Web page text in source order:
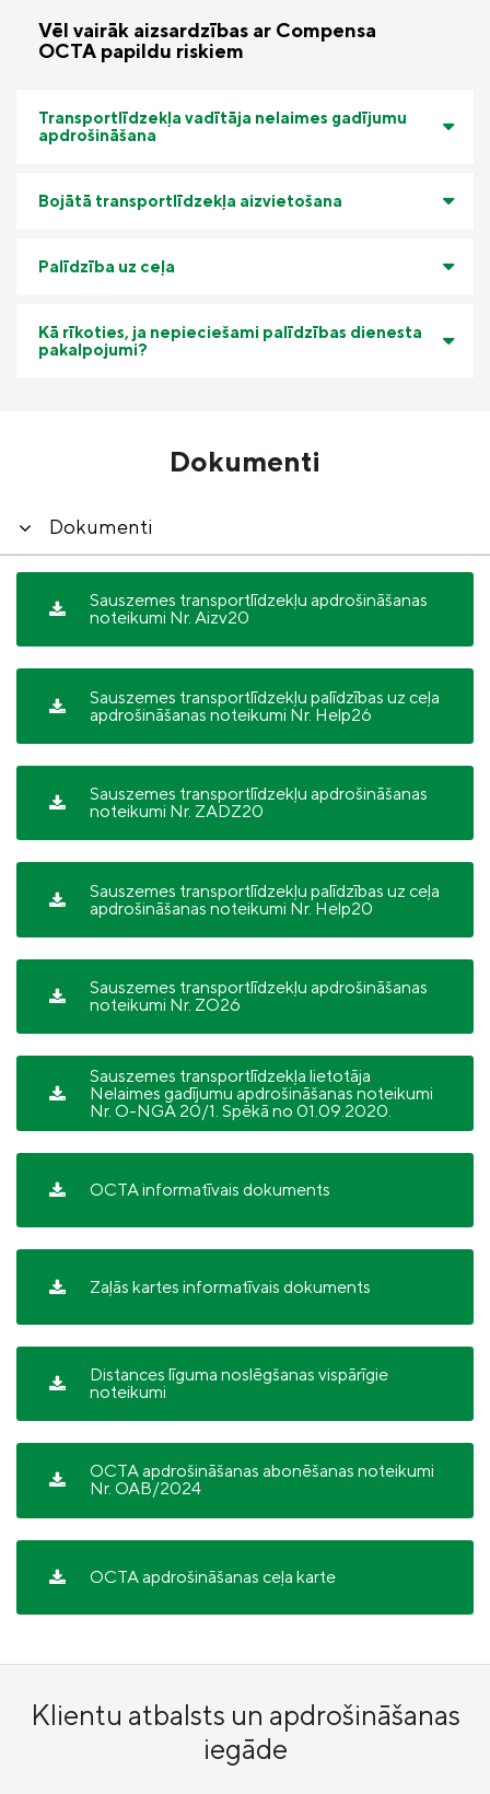
Vēl vairāk aizsardzības ar Compensa
OCTA papildu riskiem
Transportlīdzekļa vadītāja nelaimes gadījumu
apdrošināšana
Bojātā transportlīdzekļa aizvietošana
Palīdzība uz ceļa
Kā rīkoties, ja nepieciešami palīdzības dienesta
pakalpojumi?
Dokumenti
Dokumenti
Sauszemes transportlīdzekļu apdrošināšanas
noteikumi Nr. Aizv20
Sauszemes transportlīdzekļu palīdzības uz ceļa
apdrošināšanas noteikumi Nr. Help26
Sauszemes transportlīdzekļu apdrošināšanas
noteikumi Nr. ZADZ20
Sauszemes transportlīdzekļu palīdzības uz ceļa
apdrošināšanas noteikumi Nr. Help20
Sauszemes transportlīdzekļu apdrošināšanas
noteikumi Nr. ZO26
Sauszemes transportlīdzekļa lietotāja
Nelaimes gadījumu apdrošināšanas noteikumi
Nr. O-NGA 20/1. Spēkā no 01.09.2020.
OCTA informatīvais dokuments
Zaļās kartes informatīvais dokuments
Distances līguma noslēgšanas vispārīgie
noteikumi
OCTA apdrošināšanas abonēšanas noteikumi
Nr. OAB/2024
OCTA apdrošināšanas ceļa karte
Klientu atbalsts un apdrošināšanas
iegāde